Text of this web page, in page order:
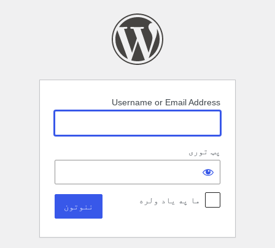
Username or Email Address
پټ توری
ما په یاد ولره